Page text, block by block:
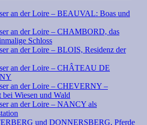
an der Loire – BEAUVAL: Boas und
an der Loire – CHAMBORD, das
Schloss
an der Loire – BLOIS, Residenz der
an der Loire – CHÂTEAU DE
an der Loire – CHEVERNY –
Wiesen und Wald
an der Loire – NANCY als
und DONNERSBERG, Pferde